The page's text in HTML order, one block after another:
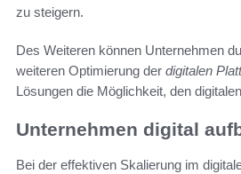
zu steigern.
Des Weiteren können Unternehmen
weiteren Optimierung der digitalen
Lösungen die Möglichkeit, den
Unternehmen digital
Bei der effektiven Skalierung im